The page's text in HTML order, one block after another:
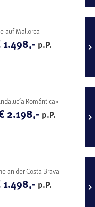
auf Mallorca
1.498,- p.P.
Romántica«
2.198,- p.P.
an der Costa Brava
1.498,- p.P.